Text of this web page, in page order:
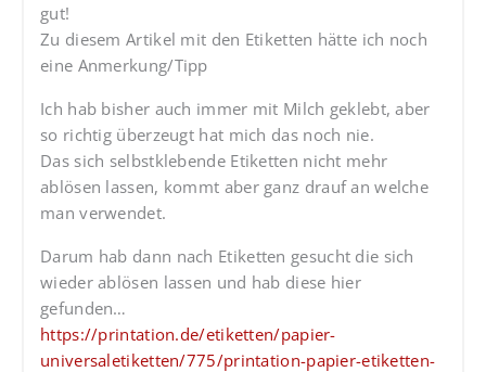
gut!
Zu diesem Artikel mit den Etiketten hätte ich noch
eine Anmerkung/Tipp
Ich hab bisher auch immer mit Milch geklebt, aber
so richtig überzeugt hat mich das noch nie.
Das sich selbstklebende Etiketten nicht mehr
ablösen lassen, kommt aber ganz drauf an welche
man verwendet.
Darum hab dann nach Etiketten gesucht die sich
wieder ablösen lassen und hab diese hier
gefunden…
https://printation.de/etiketten/papier-
universaletiketten/775/printation-papier-etiketten-